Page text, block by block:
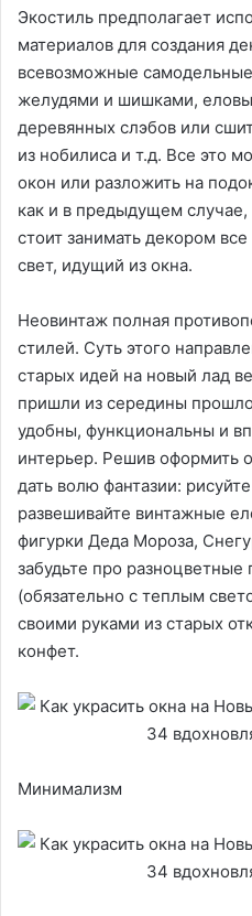
Экостиль предполагает
материалов для создания
всевозможные
желудями и шишками,
деревянных слэбов или
из нобилиса и т.д. Все это
окон или разложить на
как и в предыдущем
стоит занимать декором
свет, идущий из окна.
Неовинтаж полная
стилей. Суть этого
старых идей на новый лад
пришли из середины
удобны, функциональны и
интерьер. Решив оформить
дать волю фантазии:
развешивайте винтажные
фигурки Деда Мороза,
забудьте про
(обязательно с теплым
своими руками из старых
конфет.
Минимализм